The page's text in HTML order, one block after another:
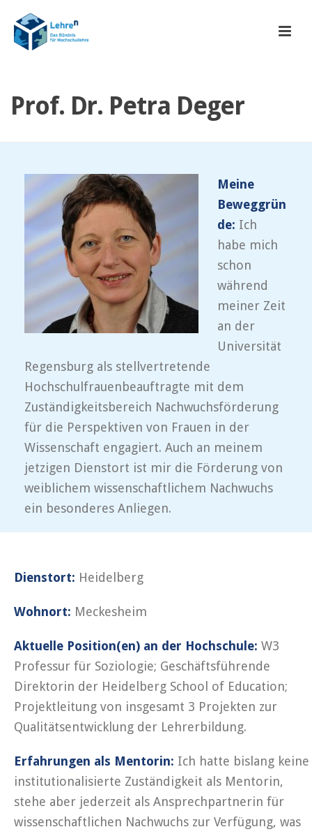
Prof. Dr. Petra Deger
Meine
Beweggrün
de: Ich
habe mich
schon
während
meiner Zeit
an der
Universität
Regensburg als stellvertretende
Hochschulfrauenbeauftragte mit dem
Zuständigkeitsbereich Nachwuchsförderung
für die Perspektiven von Frauen in der
Wissenschaft engagiert. Auch an meinem
jetzigen Dienstort ist mir die Förderung von
weiblichem wissenschaftlichem Nachwuchs
ein besonderes Anliegen.
Dienstort: Heidelberg
Wohnort: Meckesheim
Aktuelle Position(en) an der Hochschule: W3
Professur für Soziologie; Geschäftsführende
Direktorin der Heidelberg School of Education;
Projektleitung von insgesamt 3 Projekten zur
Qualitätsentwicklung der Lehrerbildung.
Erfahrungen als Mentorin: Ich hatte bislang keine
institutionalisierte Zuständigkeit als Mentorin,
stehe aber jederzeit als Ansprechpartnerin für
wissenschaftlichen Nachwuchs zur Verfügung, was